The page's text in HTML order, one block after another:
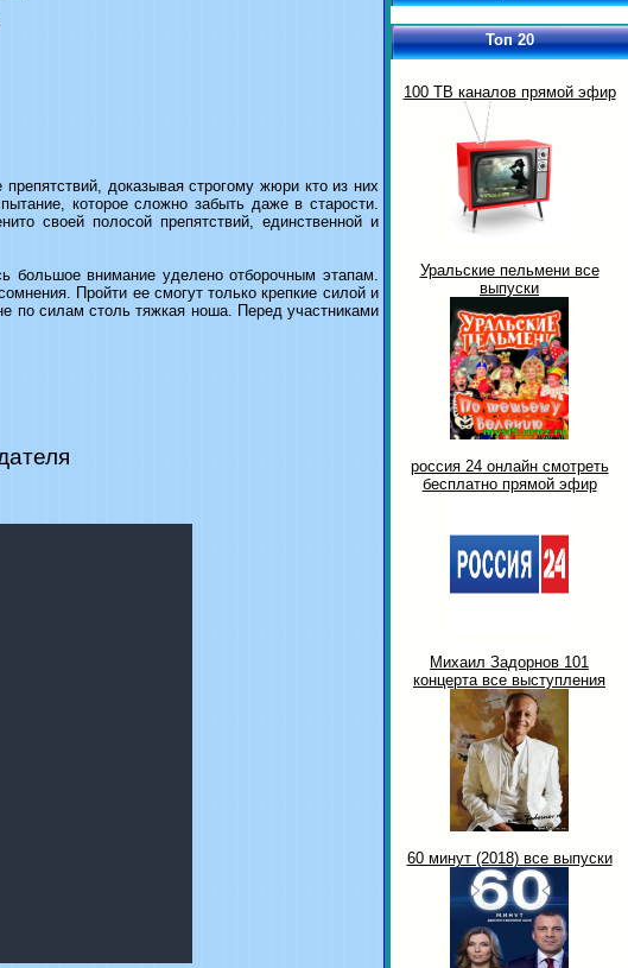
доказывая строгому жюри кто из них
которое сложно забыть даже в старости.
своей полосой препятствий, единственной и
большое внимание уделено отборочным этапам.
Пройти ее смогут только крепкие силой и
по силам столь тяжкая ноша. Перед участниками
Топ 20
100 ТВ каналов прямой эфир
Уральские пельмени все
выпуски
россия 24 онлайн смотреть
бесплатно прямой эфир
Михаил Задорнов 101
концерта все выступления
60 минут (2018) все выпуски